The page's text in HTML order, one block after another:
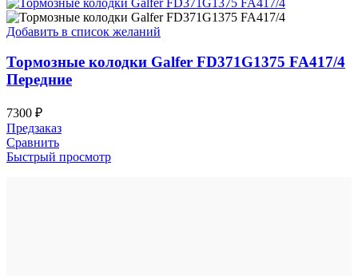
Добавить в список желаний
Тормозные колодки Galfer FD371G1375 FA417/4
Передние
7300 ₽
Предзаказ
Сравнить
Быстрый просмотр